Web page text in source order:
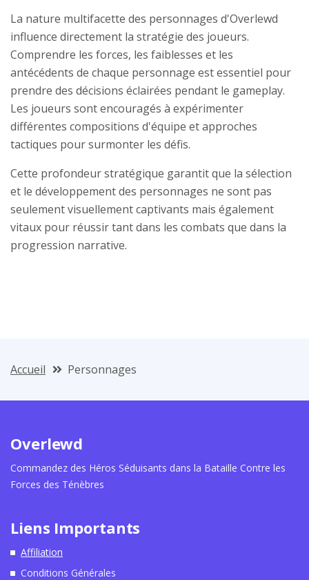
La nature multifacette des personnages d'Overlewd
influence directement la stratégie des joueurs.
Comprendre les forces, les faiblesses et les
antécédents de chaque personnage est essentiel pour
prendre des décisions éclairées pendant le gameplay.
Les joueurs sont encouragés à expérimenter
différentes compositions d'équipe et approches
tactiques pour surmonter les défis.
Cette profondeur stratégique garantit que la sélection
et le développement des personnages ne sont pas
seulement visuellement captivants mais également
vitaux pour réussir tant dans les combats que dans la
progression narrative.
Accueil Personnages
Overlewd
Commandez des Héros Séduisants dans la Bataille Contre les
Forces des Ténèbres
Liens Importants
Affiliation
Conditions Générales